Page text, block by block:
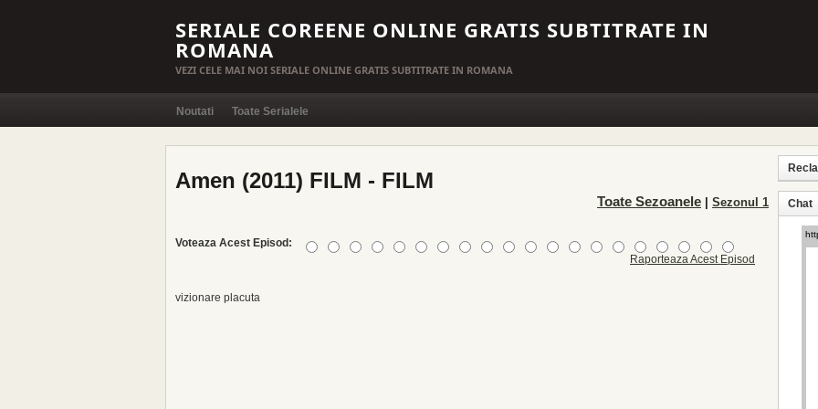
SERIALE COREENE ONLINE GRATIS SUBTITRATE IN
ROMANA
VEZI CELE MAI NOI SERIALE ONLINE GRATIS SUBTITRATE IN ROMANA
Noutati Toate Serialele
Amen (2011) FILM - FILM
Toate Sezoanele Sezonul 1
Voteaza Acest Episod:
Raporteaza Acest Episod
vizionare placuta
Chat